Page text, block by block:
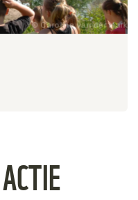
Caroline van der Mark